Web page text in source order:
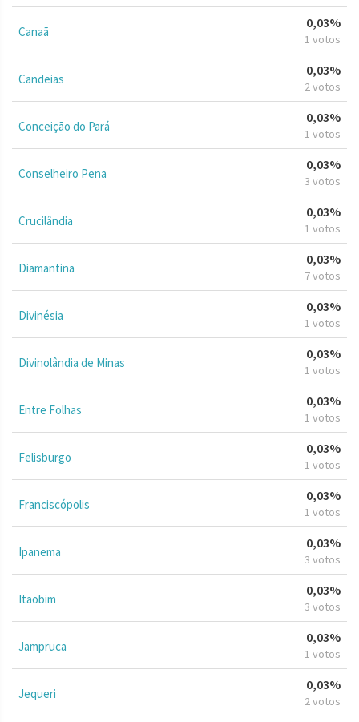
Canaã
0,03%
1 votos
Candeias
0,03%
2 votos
Conceição do Pará
0,03%
1 votos
Conselheiro Pena
0,03%
3 votos
Crucilândia
0,03%
1 votos
Diamantina
0,03%
7 votos
Divinésia
0,03%
1 votos
Divinolândia de Minas
0,03%
1 votos
Entre Folhas
0,03%
1 votos
Felisburgo
0,03%
1 votos
Franciscópolis
0,03%
1 votos
Ipanema
0,03%
3 votos
Itaobim
0,03%
3 votos
Jampruca
0,03%
1 votos
Jequeri
0,03%
2 votos